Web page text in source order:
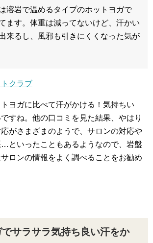
溶岩で温めるタイプのホットヨガで
ます。体重は減ってないけど、汗かい
来るし、風邪も引きにくくなった気が
クラブ
ヨガに比べて汗がかける！気持ちい
すね。他の口コミを見た結果、やはり
がさまざまのようで、サロンの対応や
といったこともあるようなので、岩盤
ロンの情報をよく調べることをお勧め
サラサラ気持ち良い汗をか